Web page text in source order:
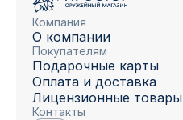
Компания
О компании
Покупателям
Подарочные карты
Оплата и доставка
Лицензионные товары
Контакты